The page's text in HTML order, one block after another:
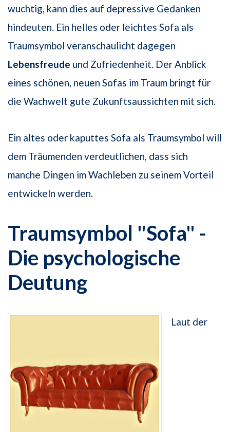
wuchtig, kann dies auf depressive Gedanken
hindeuten. Ein helles oder leichtes Sofa als
Traumsymbol veranschaulicht dagegen
Lebensfreude und Zufriedenheit. Der Anblick
eines schönen, neuen Sofas im Traum bringt für
die Wachwelt gute Zukunftsaussichten mit sich.
Ein altes oder kaputtes Sofa als Traumsymbol will
dem Träumenden verdeutlichen, dass sich
manche Dingen im Wachleben zu seinem Vorteil
entwickeln werden.
Traumsymbol "Sofa" -
Die psychologische
Deutung
Laut der